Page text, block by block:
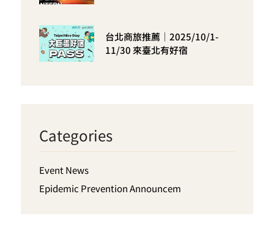
台北商旅推薦｜2025/10/1-
11/30 來臺北有好宿
Categories
Event News
Epidemic Prevention Announcem